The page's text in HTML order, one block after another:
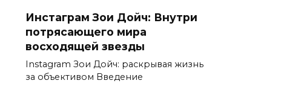
Инстаграм Зои Дойч: Внутри
потрясающего мира
восходящей звезды
Instagram Зои Дойч: раскрывая жизнь
за объективом Введение